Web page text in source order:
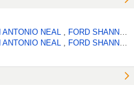
ANTONIO NEAL
FORD SHANNON D
ANTONIO NEAL FORD SHANNON D